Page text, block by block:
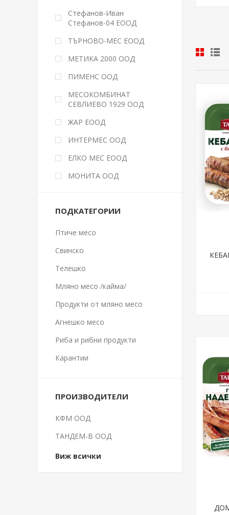
Стефанов-Иван
Стефанов-04 ЕООД
ТЪРНОВО-МЕС ЕООД
МЕТИКА 2000 ООД
ПИМЕНС ООД
МЕСОКОМБИНАТ
СЕВЛИЕВО 1929 ООД
ЖАР ЕООД
ИНТЕРМЕС ООД
ЕЛКО МЕС ЕООД
МОНИТА ООД
ПОДКАТЕГОРИИ
Птиче месо
Свинско
Телешко
Мляно месо /кайма/
Продукти от мляно месо
Агнешко месо
Риба и рибни продукти
Карантии
ПРОИЗВОДИТЕЛИ
КФМ ООД
ТАНДЕМ-В ООД
Виж всички